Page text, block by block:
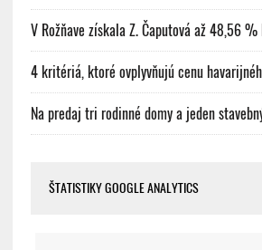
V Rožňave získala Z. Čaputová až 48,56 %
4 kritériá, ktoré ovplyvňujú cenu
Na predaj tri rodinné domy a jeden
ŠTATISTIKY GOOGLE ANALYTICS